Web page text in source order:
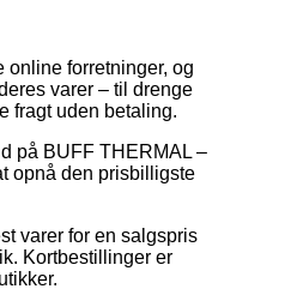
online forretninger, og
varer – til drenge
fragt uden betaling.
på BUFF THERMAL –
opnå den prisbilligste
varer for en salgspris
Kortbestillinger er